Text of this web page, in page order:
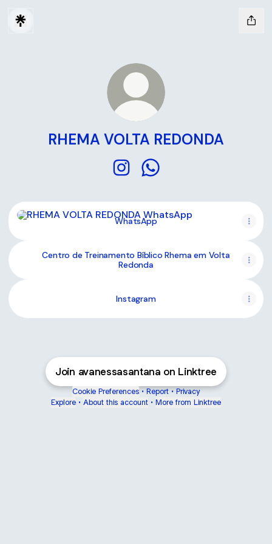
RHEMA VOLTA REDONDA
WhatsApp
WhatsApp
Centro de Treinamento Bíblico Rhema em Volta
Redonda
Instagram
Join avanessasantana on Linktree
Cookie Preferences • Report • Privacy
Explore • About this account • More from Linktree